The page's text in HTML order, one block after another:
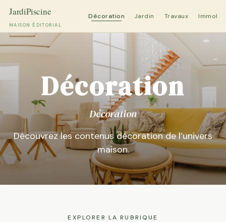
MAISON ÉDITORIAL
Décoration Jardin Travaux
Aller
au
contenu
Décoration
Décoration
Découvrez les contenus décoration de l’univers
maison.
EXPLORER LA RUBRIQUE